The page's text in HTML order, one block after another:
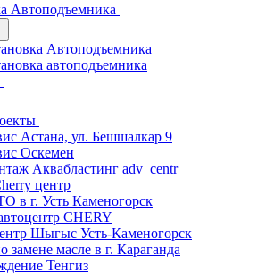
Автоподъемника
Автоподъемника
автоподъемника
Астана, ул. Бешшалкар 9
Оскемен
Аквабластинг adv_centr
центр
в г. Усть Каменогорск
CHERY
Шыгыс Усть-Каменогорск
замене масле в г. Караганда
Тенгиз